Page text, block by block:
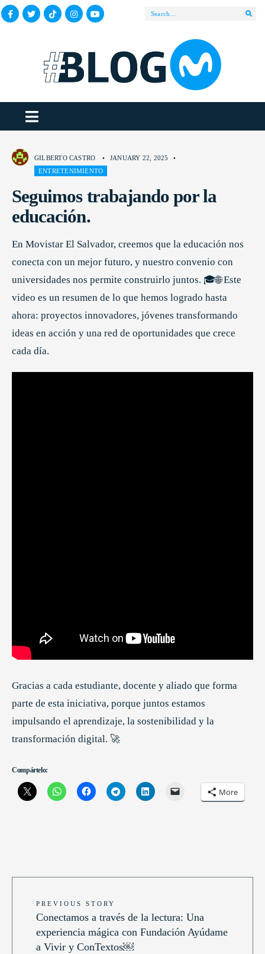
GILBERTO CASTRO • JANUARY 22, 2025
•
ENTRETENIMIENTO
Seguimos trabajando por la
educación.
En Movistar El Salvador, creemos que la educación nos
conecta con un mejor futuro, y nuestro convenio con
universidades nos permite construirlo juntos. 🎓🌐 Este
video es un resumen de lo que hemos logrado hasta
ahora: proyectos innovadores, jóvenes transformando
ideas en acción y una red de oportunidades que crece
cada día.
Gracias a cada estudiante, docente y aliado que forma
parte de esta iniciativa, porque juntos estamos
impulsando el aprendizaje, la sostenibilidad y la
transformación digital. 🚀
Compártelo:
More
PREVIOUS STORY
Conectamos a través de la lectura: Una
experiencia mágica con Fundación Ayúdame
a Vivir y ConTextos￼